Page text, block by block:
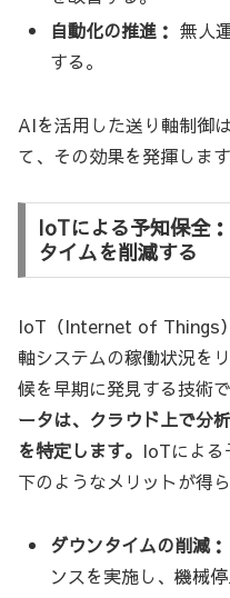
自動化の推進： 無人
する。
AIを活用した送り軸制御
て、その効果を発揮します
IoTによる予知保全
タイムを削減する
IoT（Internet of Things
軸システムの稼働状況を
候を早期に発見する技術で
ータは、クラウド上で分
を特定します。 IoTによる
下のようなメリットが得ら
ダウンタイムの削減：
ンスを実施し、機械